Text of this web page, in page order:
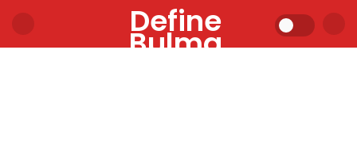
Define
Bulma